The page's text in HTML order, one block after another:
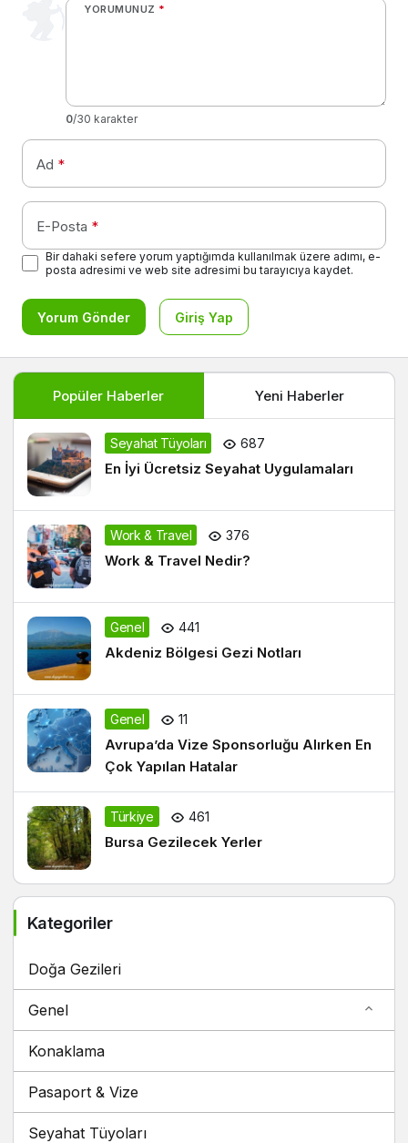
YORUMUNUZ *
0/30 karakter
Ad *
E-Posta *
Bir dahaki sefere yorum yaptığımda kullanılmak üzere adımı, e-
posta adresimi ve web site adresimi bu tarayıcıya kaydet.
Yorum Gönder Giriş Yap
Popüler Haberler Yeni Haberler
Seyahat Tüyoları 687
En İyi Ücretsiz Seyahat Uygulamaları
Work & Travel 376
Work & Travel Nedir?
Genel 441
Akdeniz Bölgesi Gezi Notları
Genel 11
Avrupa’da Vize Sponsorluğu Alırken En
Çok Yapılan Hatalar
Türkiye 461
Bursa Gezilecek Yerler
Kategoriler
Doğa Gezileri
Genel
Konaklama
Pasaport & Vize
Seyahat Tüyoları